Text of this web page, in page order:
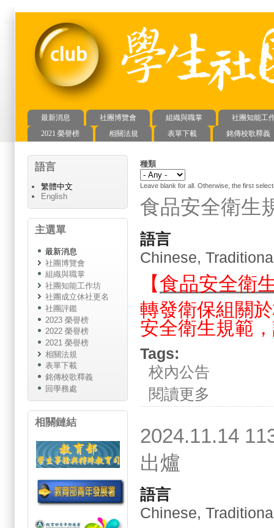
主選單
最新消息 社團博覽會 組織與職掌
社團知能工
2021 榮譽榜
相關法規 表單下載 銘傳校歌釋義
種類
Leave blank for all. Otherwise, the first
食品安全衛生
語言
Chinese,
【食品安全衛
轉發衛保組關
安全衛生規範
Tags:
校內公告
閱讀更多
2024.11.14
出爐
語言
Chinese,
語言
繁體中文
English
主選單
最新消息
社團博覽會
組織與職掌
社團知能工作坊
社團成立休社更名
社團評鑑
2023 榮譽榜
2022 榮譽榜
2021 榮譽榜
相關法規
表單下載
銘傳校歌釋義
回學務處
相關鏈結